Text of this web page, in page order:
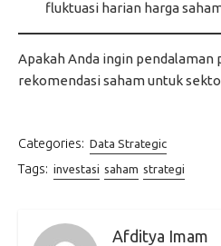
fluktuasi harian harga
Apakah Anda ingin
rekomendasi saham untuk
Categories: Data Strategic
Tags: investasi saham strategi
Afditya Imam